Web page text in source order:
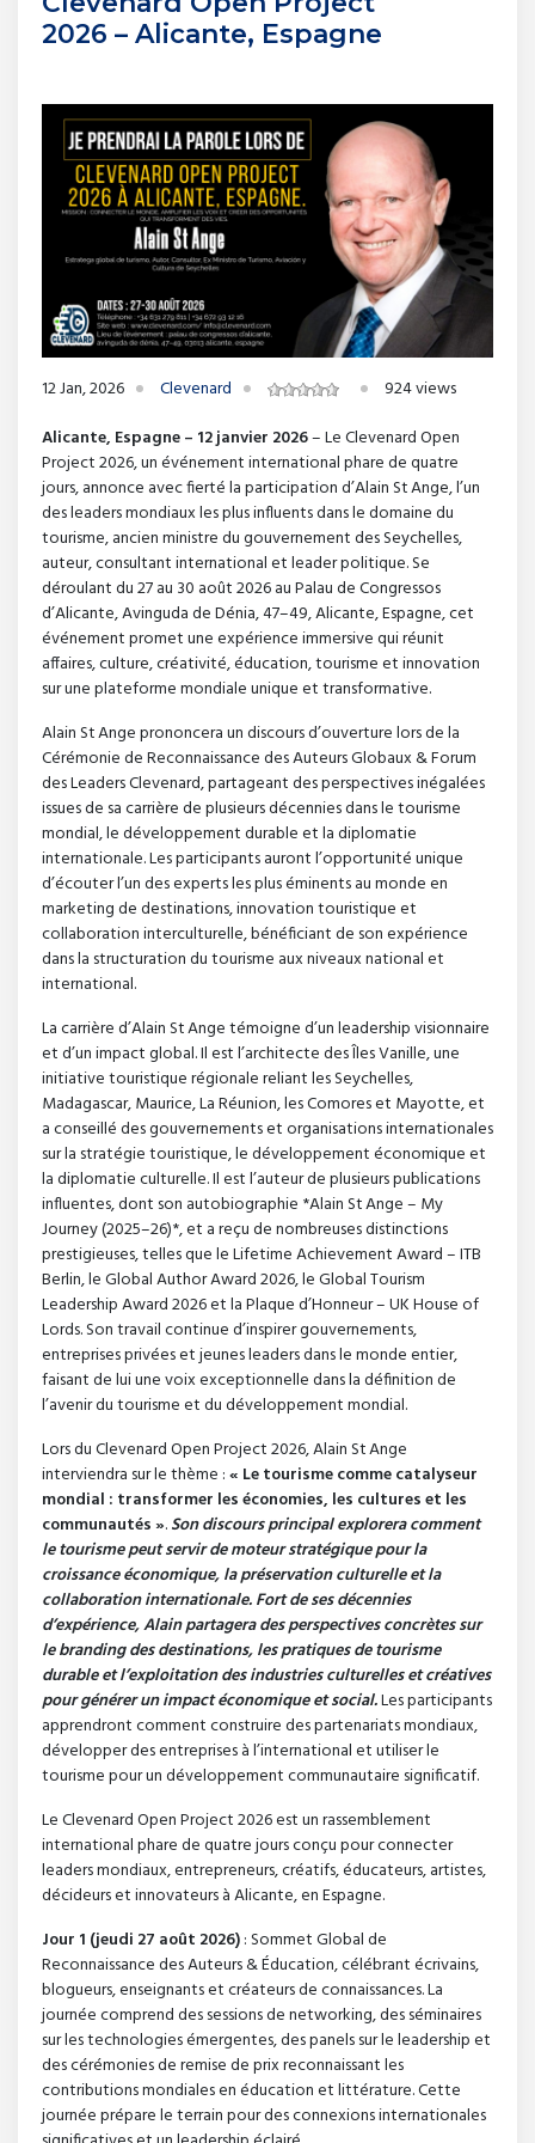
2026 – Alicante, Espagne
12 Jan, 2026 Clevenard
924 views
Alicante, Espagne – 12 janvier 2026– Le Clevenard Open
Project 2026, un événement international phare de quatre
jours, annonce avec fierté la participation d’Alain St Ange, l’un
des leaders mondiaux les plus influents dans le domaine du
tourisme, ancien ministre du gouvernement des Seychelles,
auteur, consultant international et leader politique. Se
déroulant du 27 au 30 août 2026 au Palau de Congressos
d’Alicante, Avinguda de Dénia, 47–49, Alicante, Espagne, cet
événement promet une expérience immersive qui réunit
affaires, culture, créativité, éducation, tourisme et innovation
sur une plateforme mondiale unique et transformative.
Alain St Ange prononcera un discours d’ouverture lors de la
Cérémonie de Reconnaissance des Auteurs Globaux & Forum
des Leaders Clevenard, partageant des perspectives inégalées
issues de sa carrière de plusieurs décennies dans le tourisme
mondial, le développement durable et la diplomatie
internationale. Les participants auront l’opportunité unique
d’écouter l’un des experts les plus éminents au monde en
marketing de destinations, innovation touristique et
collaboration interculturelle, bénéficiant de son expérience
dans la structuration du tourisme aux niveaux national et
international.
La carrière d’Alain St Ange témoigne d’un leadership visionnaire
et d’un impact global. Il est l’architecte des Îles Vanille, une
initiative touristique régionale reliant les Seychelles,
Madagascar, Maurice, La Réunion, les Comores et Mayotte, et
a conseillé des gouvernements et organisations internationales
sur la stratégie touristique, le développement économique et
la diplomatie culturelle. Il est l’auteur de plusieurs publications
influentes, dont son autobiographie *Alain St Ange – My
Journey (2025–26)*, et a reçu de nombreuses distinctions
prestigieuses, telles que le Lifetime Achievement Award – ITB
Berlin, le Global Author Award 2026, le Global Tourism
Leadership Award 2026 et la Plaque d’Honneur – UK House of
Lords. Son travail continue d’inspirer gouvernements,
entreprises privées et jeunes leaders dans le monde entier,
faisant de lui une voix exceptionnelle dans la définition de
l’avenir du tourisme et du développement mondial.
Lors du Clevenard Open Project 2026, Alain St Ange
interviendra sur le thème :« Le tourisme comme catalyseur
mondial : transformer les économies, les cultures et les
communautés ».Son discours principal explorera comment
le tourisme peut servir de moteur stratégique pour la
croissance économique, la préservation culturelle et la
collaboration internationale. Fort de ses décennies
d’expérience, Alain partagera des perspectives concrètes sur
le branding des destinations, les pratiques de tourisme
durable et l’exploitation des industries culturelles et créatives
pour générer un impact économique et social.Les participants
apprendront comment construire des partenariats mondiaux,
développer des entreprises à l’international et utiliser le
tourisme pour un développement communautaire significatif.
Le Clevenard Open Project 2026 est un rassemblement
international phare de quatre jours conçu pour connecter
leaders mondiaux, entrepreneurs, créatifs, éducateurs, artistes,
décideurs et innovateurs à Alicante, en Espagne.
Jour 1 (jeudi 27 août 2026): Sommet Global de
Reconnaissance des Auteurs & Éducation, célébrant écrivains,
blogueurs, enseignants et créateurs de connaissances. La
journée comprend des sessions de networking, des séminaires
sur les technologies émergentes, des panels sur le leadership et
des cérémonies de remise de prix reconnaissant les
contributions mondiales en éducation et littérature. Cette
journée prépare le terrain pour des connexions internationales